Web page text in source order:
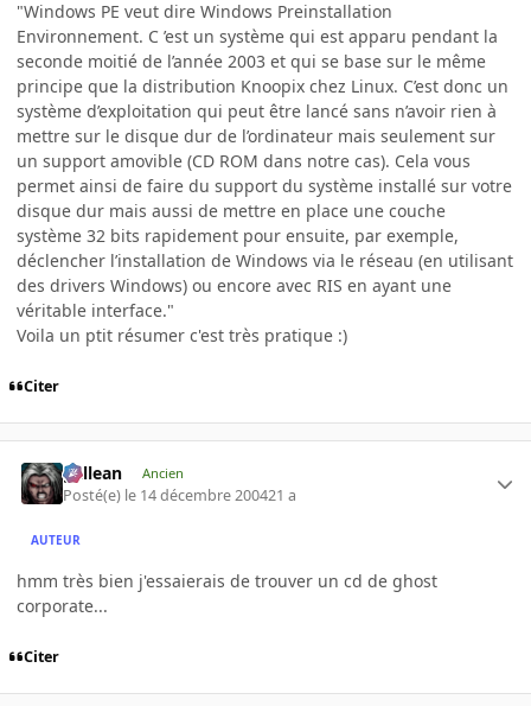
"Windows PE veut dire Windows Preinstallation
Environnement. C ’est un système qui est apparu pendant la
seconde moitié de l’année 2003 et qui se base sur le même
principe que la distribution Knoopix chez Linux. C’est donc un
système d’exploitation qui peut être lancé sans n’avoir rien à
mettre sur le disque dur de l’ordinateur mais seulement sur
un support amovible (CD ROM dans notre cas). Cela vous
permet ainsi de faire du support du système installé sur votre
disque dur mais aussi de mettre en place une couche
système 32 bits rapidement pour ensuite, par exemple,
déclencher l’installation de Windows via le réseau (en utilisant
des drivers Windows) ou encore avec RIS en ayant une
véritable interface."
Voila un ptit résumer c'est très pratique :)
Citer
gallean Ancien
Posté(e) le 14 décembre 200421 a
AUTEUR
hmm très bien j'essaierais de trouver un cd de ghost
corporate...
Citer